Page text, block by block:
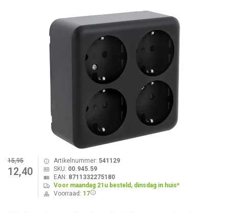
15,95
12,40
Artikelnummer: 541129
SKU: 00.945.59
EAN: 8711332275180
Voor maandag 21u besteld, dinsdag in huis*
Voorraad: 17